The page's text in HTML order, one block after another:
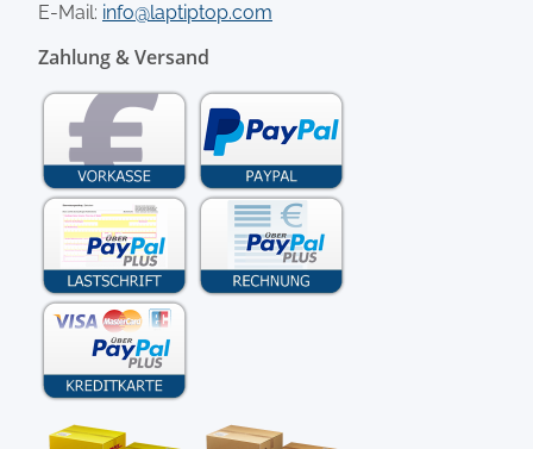
E-Mail: info@laptiptop.com
Zahlung & Versand